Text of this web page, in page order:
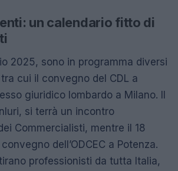
un calendario fitto di
2025, sono in programma diversi
cui il convegno del CDL a
giuridico lombardo a Milano. Il
si terrà un incontro
Commercialisti, mentre il 18
dell’ODCEC a Potenza.
professionisti da tutta Italia,